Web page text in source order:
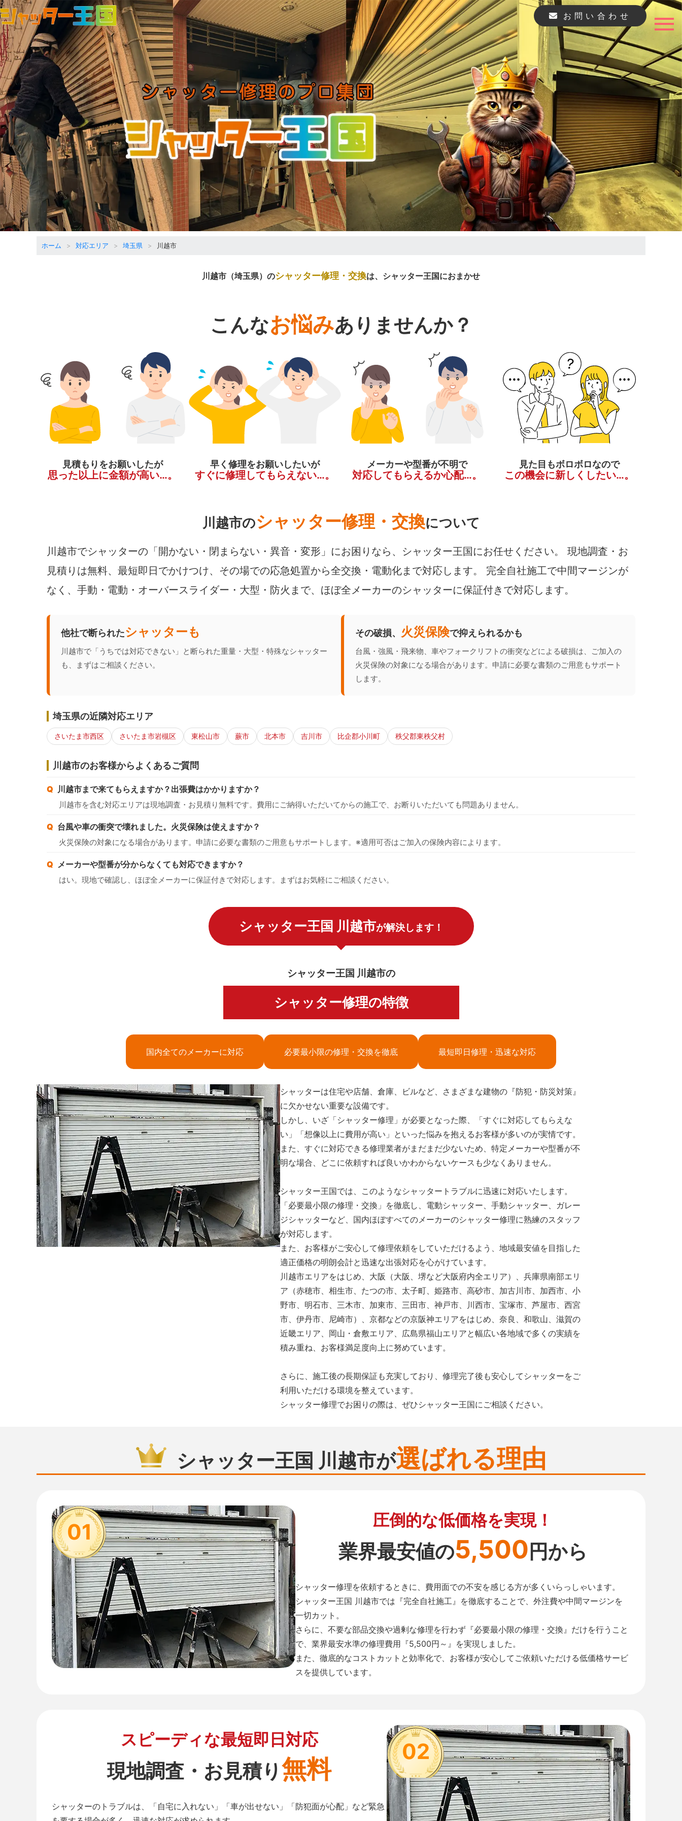
お問い合わせ
ホーム 対応エリア 埼玉県 川越市
川越市（埼玉県）のシャッター修理・交換は、シャッター王国におまかせ
こんなお悩みありませんか？
見積もりをお願いしたが
思った以上に金額が高い…。
早く修理をお願いしたいが
すぐに修理してもらえない…。
メーカーや型番が不明で
対応してもらえるか心配…。
見た目もボロボロなので
この機会に新しくしたい…。
川越市のシャッター修理・交換について
川越市でシャッターの「開かない・閉まらない・異音・変形」にお困りなら、シャッター王国にお任せください。 現地調査・お
見積りは無料、最短即日でかけつけ、その場での応急処置から全交換・電動化まで対応します。 完全自社施工で中間マージンが
なく、手動・電動・オーバースライダー・大型・防火まで、ほぼ全メーカーのシャッターに保証付きで対応します。
他社で断られたシャッターも
川越市で「うちでは対応できない」と断られた重量・大型・特殊なシャッター
も、まずはご相談ください。
その破損、 火災保険で抑えられるかも
台風・強風・飛来物、車やフォークリフトの衝突などによる破損は、ご加入の
火災保険の対象になる場合があります。申請に必要な書類のご用意もサポート
します。
埼玉県の近隣対応エリア
さいたま市西区 さいたま市岩槻区 東松山市 蕨市 北本市 吉川市 比企郡小川町 秩父郡東秩父村
川越市のお客様からよくあるご質問
川越市まで来てもらえますか？出張費はかかりますか？
川越市を含む対応エリアは現地調査・お見積り無料です。費用にご納得いただいてからの施工で、お断りいただいても問題ありません。
台風や車の衝突で壊れました。火災保険は使えますか？
火災保険の対象になる場合があります。申請に必要な書類のご用意もサポートします。※適用可否はご加入の保険内容によります。
メーカーや型番が分からなくても対応できますか？
はい。現地で確認し、ほぼ全メーカーに保証付きで対応します。まずはお気軽にご相談ください。
シャッター王国 川越市が解決します！
シャッター王国 川越市の
シャッター修理の特徴
国内全てのメーカーに対応 必要最小限の修理・交換を徹底 最短即日修理・迅速な対応
シャッターは住宅や店舗、倉庫、ビルなど、さまざまな建物の『防犯・防災対策』
に欠かせない重要な設備です。
しかし、いざ「シャッター修理」が必要となった際、「すぐに対応してもらえな
い」「想像以上に費用が高い」といった悩みを抱えるお客様が多いのが実情です。
また、すぐに対応できる修理業者がまだまだ少ないため、特定メーカーや型番が不
明な場合、どこに依頼すれば良いかわからないケースも少なくありません。
シャッター王国では、このようなシャッタートラブルに迅速に対応いたします。
「必要最小限の修理・交換」を徹底し、電動シャッター、手動シャッター、ガレー
ジシャッターなど、国内ほぼすべてのメーカーのシャッター修理に熟練のスタッフ
が対応します。
また、お客様がご安心して修理依頼をしていただけるよう、地域最安値を目指した
適正価格の明朗会計と迅速な出張対応を心がけています。
川越市エリアをはじめ、大阪（大阪、堺など大阪府内全エリア）、兵庫県南部エリ
ア（赤穂市、相生市、たつの市、太子町、姫路市、高砂市、加古川市、加西市、小
野市、明石市、三木市、加東市、三田市、神戸市、川西市、宝塚市、芦屋市、西宮
市、伊丹市、尼崎市）、京都などの京阪神エリアをはじめ、奈良、和歌山、滋賀の
近畿エリア、岡山・倉敷エリア、広島県福山エリアと幅広い各地域で多くの実績を
積み重ね、お客様満足度向上に努めています。
さらに、施工後の長期保証も充実しており、修理完了後も安心してシャッターをご
利用いただける環境を整えています。
シャッター修理でお困りの際は、ぜひシャッター王国にご相談ください。
シャッター王国 川越市が選ばれる理由
01 圧倒的な低価格を実現！
業界最安値の5,500円から
シャッター修理を依頼するときに、費用面での不安を感じる方が多くいらっしゃいます。
シャッター王国 川越市では『完全自社施工』を徹底することで、外注費や中間マージンを
一切カット。
さらに、不要な部品交換や過剰な修理を行わず『必要最小限の修理・交換』だけを行うこと
で、業界最安水準の修理費用『5,500円～』を実現しました。
また、徹底的なコストカットと効率化で、お客様が安心してご依頼いただける低価格サービ
スを提供しています。
02
スピーディな最短即日対応
現地調査・お見積り無料
シャッターのトラブルは、「自宅に入れない」「車が出せない」「防犯面が心配」など緊急